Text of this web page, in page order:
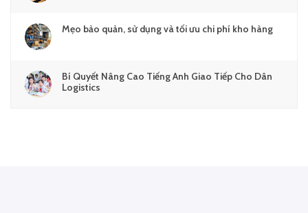
Mẹo bảo quản, sử dụng và tối ưu chi phí kho hàng
Bí Quyết Nâng Cao Tiếng Anh Giao Tiếp Cho Dân
Logistics